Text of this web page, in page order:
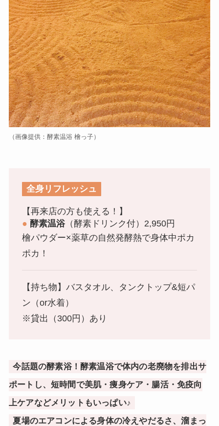
（画像提供：酵素温浴 檜っ子）
全身リフレッシュ
【再来店の方も使える！】
● 酵素温浴（酵素ドリンク付）2,950円
檜パウダー×薬草の自然発酵熱で身体中ポカ
ポカ！
【持ち物】バスタオル、タンクトップ&短パ
ン（or水着）
※貸出（300円）あり
今話題の酵素浴！酵素温浴で体内の老廃物を排出サ
ポートし、短時間で美肌・痩身ケア・腸活・免疫向
上ケアなどメリットもいっぱい♪
夏場のエアコンによる身体の冷えやだるさ、溜まっ